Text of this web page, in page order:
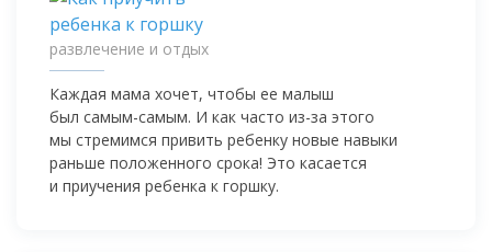
развлечение и отдых
Каждая мама хочет, чтобы ее малыш
был самым-самым. И как часто из-за этого
мы стремимся привить ребенку новые навыки
раньше положенного срока! Это касается
и приучения ребенка к горшку.